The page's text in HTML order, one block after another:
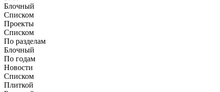
Блочный
Списком
Проекты
Списком
По разделам
Блочный
По годам
Новости
Списком
Плиткой